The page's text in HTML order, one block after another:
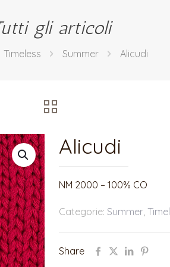
gli articoli
Timeless Summer Alicudi
Alicudi
NM 2000 – 100% CO
Categorie: Summer,
Share